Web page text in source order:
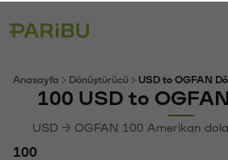
Anasayfa Dönüştürücü USD to OGFAN
100 USD to
USD → OGFAN 100 Amerikan